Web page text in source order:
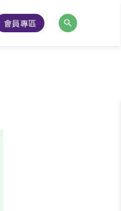
會員專區